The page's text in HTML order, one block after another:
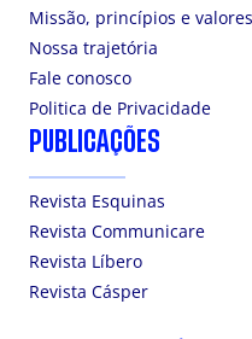
Missão, princípios e valores
Nossa trajetória
Fale conosco
Politica de Privacidade
PUBLICAÇÕES
Revista Esquinas
Revista Communicare
Revista Líbero
Revista Cásper